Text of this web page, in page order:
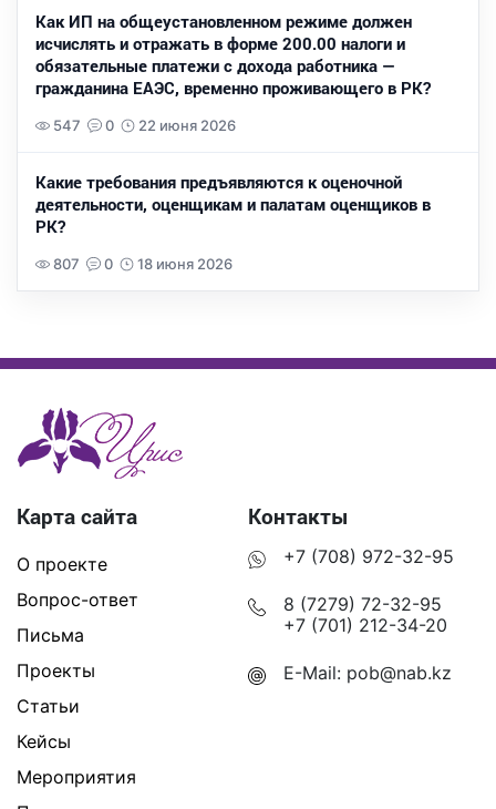
Как ИП на общеустановленном режиме должен
исчислять и отражать в форме 200.00 налоги и
обязательные платежи с дохода работника —
гражданина ЕАЭС, временно проживающего в РК?
547 0 22 июня 2026
Какие требования предъявляются к оценочной
деятельности, оценщикам и палатам оценщиков в
РК?
807 0 18 июня 2026
Карта сайта
О проекте
Вопрос-ответ
Письма
Проекты
Статьи
Кейсы
Мероприятия
Контакты
+7 (708) 972-32-95
8 (7279) 72-32-95
+7 (701) 212-34-20
E-Mail: pob@nab.kz